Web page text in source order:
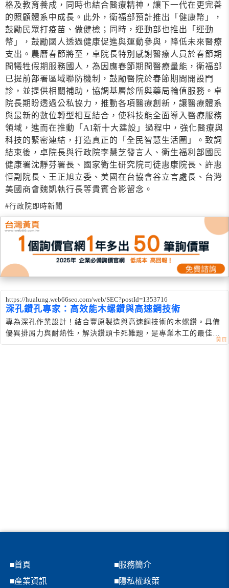
格及教育養成，同時也結合醫療精神，讓下一代在更完善
的照顧體系中成長。此外，衛福部預計推出「健康幣」，
鼓勵民眾打疫苗、做健檢；同時，運動部也推出「運動
幣」，鼓勵國人透過健康促進與運動參與，降低未來醫療
支出。農曆春節將至，卓院長特別感謝醫療人員於春節期
間犧牲假期服務國人，為因應春節期間醫療量能，衛福部
已提前部署區域聯防機制，鼓勵醫院於春節期間開設門
診，並提供相關補助，協調基層診所與藥局輪值服務。卓
院長期盼透過公私協力，推動各項醫療創新，讓醫療體系
與最新的數位轉型相互結合，使科技能全面導入醫療服務
領域，進而在推動「AI新十大建設」過程中，強化醫療與
科技的緊密連結，打造真正的「全民智慧生活圈」。致詞
結束後，卓院長與行政院李慧芝發言人、衛生福利部國民
健康署沈靜芬署長、國家衛生研究院司徒惠康院長、許惠
恒副院長、王正旭立委、美國在台協會谷立言處長、台灣
美國商會魏凱執行長等貴賓合影留念。
#行政院即時新聞
https://hualung.web66seo.com/web/SEC?postId=1353716
深孔鑽孔專家：高效能木螺鑽與高速鋼技術
專為深孔作業設計！結合豐原製造與高速鋼技術的木螺鑽。具備
優異排屑力與耐熱性，解決鑽頭卡死難題，是專業木工的最佳選
擇。
首頁
服務簡介
產業資訊
隱私權政策